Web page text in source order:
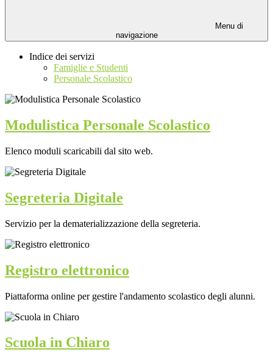
Menu di
navigazione
Indice dei servizi
Famiglie e Studenti
Personale Scolastico
Modulistica Personale Scolastico
Elenco moduli scaricabili dal sito web.
Segreteria Digitale
Servizio per la dematerializzazione della segreteria.
Registro elettronico
Piattaforma online per gestire l'andamento scolastico degli alunni.
Scuola in Chiaro